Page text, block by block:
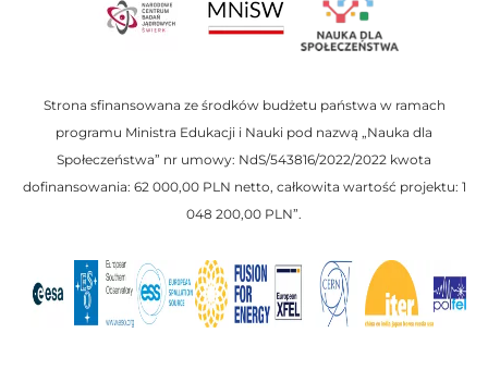
Strona sfinansowana ze środków budżetu państwa w ramach
programu Ministra Edukacji i Nauki pod nazwą „Nauka dla
Społeczeństwa” nr umowy: NdS/543816/2022/2022 kwota
dofinansowania: 62 000,00 PLN netto, całkowita wartość projektu: 1
048 200,00 PLN”.